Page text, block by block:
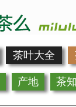
茶叶大全
产地 茶